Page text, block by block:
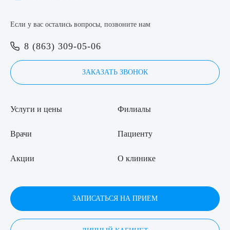
Если у вас остались вопросы, позвоните нам
8 (863) 309-05-06
ЗАКАЗАТЬ ЗВОНОК
Услуги и цены
Врачи
Акции
Филиалы
Пациенту
О клинике
ЗАПИСАТЬСЯ НА ПРИЕМ